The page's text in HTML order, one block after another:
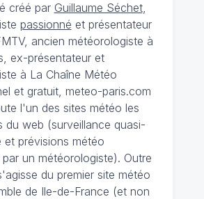
créé par Guillaume Séchet,
passionné et présentateur
ancien météorologiste à
ex-présentateur et
à La Chaîne Météo
et gratuit, meteo-paris.com
l'un des sites météo les
du web (surveillance quasi-
et prévisions météo
un météorologiste). Outre
du premier site météo
de Ile-de-France (et non